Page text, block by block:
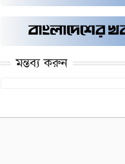
মন্তব্য করুন